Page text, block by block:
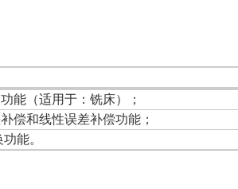
能（适用于：铣床）；
偿和线性误差补偿功能；
能。